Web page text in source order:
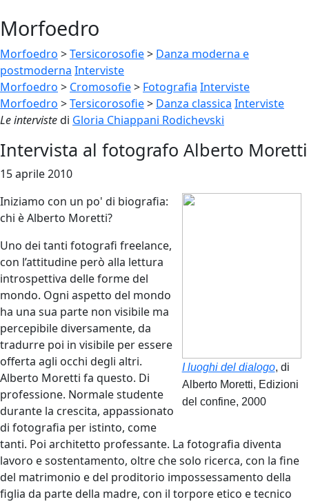
Morfoedro
Morfoedro >Tersicorosofie> Danza moderna e
postmoderna Interviste
Morfoedro > Cromosofie> Fotografia Interviste
Morfoedro >Tersicorosofie> Danza classica Interviste
Le intervistedi Gloria Chiappani Rodichevski
Intervista al fotografo Alberto Moretti
15 aprile 2010
I luoghi del dialogo, di
Alberto Moretti, Edizioni
del confine, 2000
Iniziamo con un po' di biografia:
chi è Alberto Moretti?
Uno dei tanti fotografi freelance,
con l’attitudine però alla lettura
introspettiva delle forme del
mondo. Ogni aspetto del mondo
ha una sua parte non visibile ma
percepibile diversamente, da
tradurre poi in visibile per essere
offerta agli occhi degli altri.
Alberto Moretti fa questo. Di
professione. Normale studente
durante la crescita, appassionato
di fotografia per istinto, come
tanti. Poi architetto professante. La fotografia diventa
lavoro e sostentamento, oltre che solo ricerca, con la fine
del matrimonio e del proditorio impossessamento della
figlia da parte della madre, con il torpore etico e tecnico